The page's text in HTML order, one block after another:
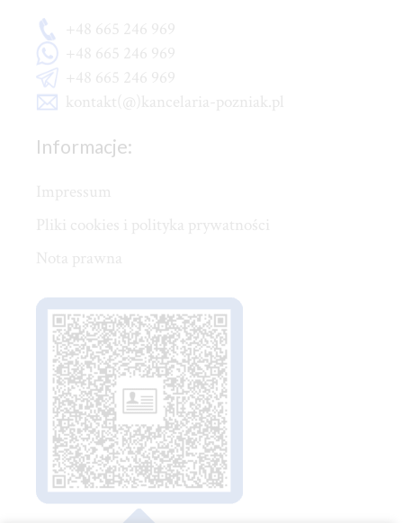
+48 665 246 969
+48 665 246 969
+48 665 246 969
kontakt(@)kancelaria-pozniak.pl
Informacje:
Impressum
Pliki cookies i polityka prywatności
Nota prawna